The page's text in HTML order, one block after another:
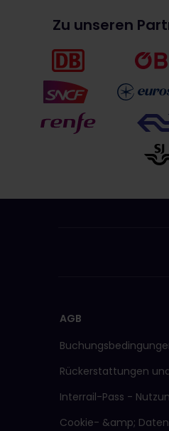
Zu unseren
AGB
Rückerstattungen
Interrail-Pass -
Cookie- &amp;